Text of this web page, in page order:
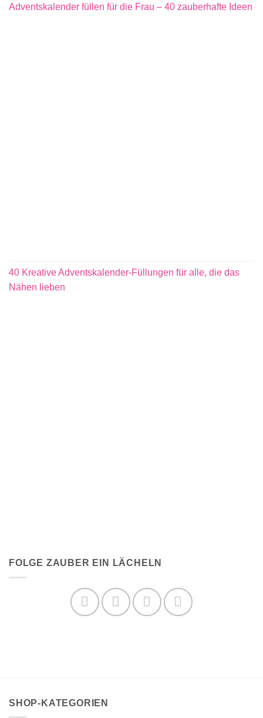
Adventskalender füllen für die Frau – 40 zauberhafte Ideen
40 Kreative Adventskalender-Füllungen für alle, die das
Nähen lieben
FOLGE ZAUBER EIN LÄCHELN
SHOP-KATEGORIEN